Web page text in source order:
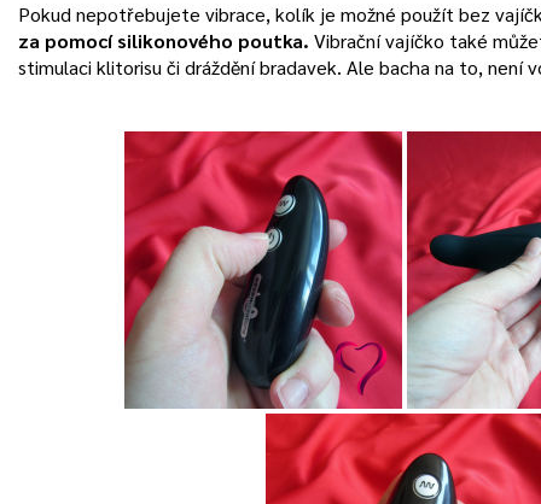
Pokud nepotřebujete vibrace, kolík je možné použít bez
za pomocí silikonového poutka. Vibrační vajíčko také
stimulaci klitorisu či dráždění bradavek. Ale bacha na to, není